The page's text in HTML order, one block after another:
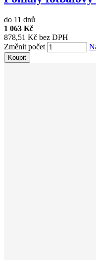
do 11 dnů
1 063 Kč
878,51 Kč bez DPH
Změnit počet
Koupit